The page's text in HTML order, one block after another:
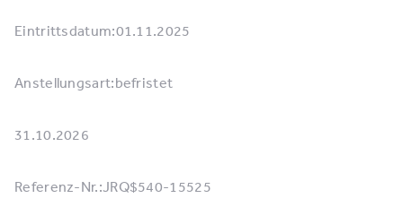
Eintrittsdatum:01.11.2025
Anstellungsart:befristet
31.10.2026
Referenz-Nr.:JRQ$540-15525